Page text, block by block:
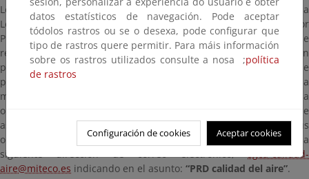
Ley 50/1997, de 27 de noviembre, del Gobierno, modificada por la
Ley 40/2015, de 1 de octubre, de Régimen Jurídico del Sector
Público, así como, en la Ley 27/2006, de 18 de julio, por la que se
regulan los derechos de acceso a la información, de participación
pública y de acceso a la justicia en materia de medio ambiente, se
pone a disposición del púbico el proyecto de Real Decreto sobre la
mejora de la calidad del aire ambiente, a efectos de recabar la
opinión de la ciudadanía, las organizaciones y asociaciones que
así lo consideren oportuno para que puedan hacer llegar sus
opiniones respecto de su contenido, que deberá dirigirse a la
siguiente dirección de correo electrónico;sgca-calidad-
aire@miteco.es indicando en el asunto: “PRD calidad del aire”.
datos estatísticos de navegación. Pode aceptar
tódolos rastros ou se o desexa, pode configurar que
tipo de rastros quere permitir. Para máis información
sobre os rastros utilizados consulte a nosa ;política
de rastros
Configuración de cookies Aceptar cookies